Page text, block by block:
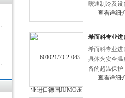
暖通制冷及设
查看详细
希而科专业
希而科专业进
具体为安全温
备的超温保护
查看详细